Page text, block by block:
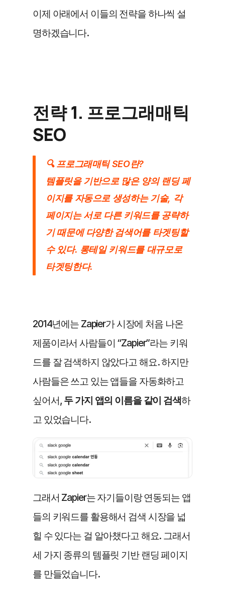
이제 아래에서 이들의 전략을 하나씩 설
명하겠습니다.
전략 1. 프로그래매틱
SEO
🔍 프로그래매틱 SEO란?
템플릿을 기반으로 많은 양의 랜딩 페
이지를 자동으로 생성하는 기술, 각
페이지는 서로 다른 키워드를 공략하
기 때문에 다양한 검색어를 타겟팅할
수 있다. 롱테일 키워드를 대규모로
타겟팅한다.
2014년에는 Zapier가 시장에 처음 나온
제품이라서 사람들이 “Zapier”라는 키워
드를 잘 검색하지 않았다고 해요. 하지만
사람들은 쓰고 있는 앱들을 자동화하고
싶어서, 두 가지 앱의 이름을 같이 검색하
고 있었습니다.
그래서 Zapier는 자기들이랑 연동되는 앱
들의 키워드를 활용해서 검색 시장을 넓
힐 수 있다는 걸 알아챘다고 해요. 그래서
세 가지 종류의 템플릿 기반 랜딩 페이지
를 만들었습니다.